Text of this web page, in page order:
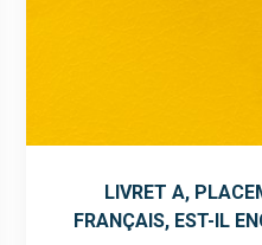
LIVRET A,
FRANÇAIS, EST-IL